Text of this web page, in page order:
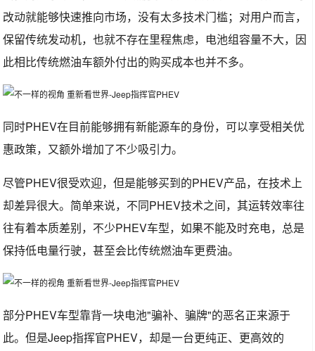
改动就能够快速推向市场，没有太多技术门槛；对用户而言，
保留传统发动机，也就不存在里程焦虑，电池组容量不大，因
此相比传统燃油车额外付出的购买成本也并不多。
同时PHEV在目前能够拥有新能源车的身份，可以享受相关优
惠政策，又额外增加了不少吸引力。
尽管PHEV很受欢迎，但是能够买到的PHEV产品，在技术上
却差异很大。简单来说，不同PHEV技术之间，其运转效率往
往有着本质差别，不少PHEV车型，如果不能及时充电，总是
保持低电量行驶，甚至会比传统燃油车更费油。
部分PHEV车型靠背一块电池"骗补、骗牌"的恶名正来源于
此。但是Jeep指挥官PHEV，却是一台更纯正、更高效的